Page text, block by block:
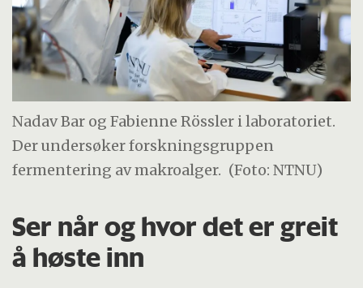
Nadav Bar og Fabienne Rössler i laboratoriet.
Der undersøker forskningsgruppen
fermentering av makroalger. (Foto: NTNU)
Ser når og hvor det er greit
å høste inn